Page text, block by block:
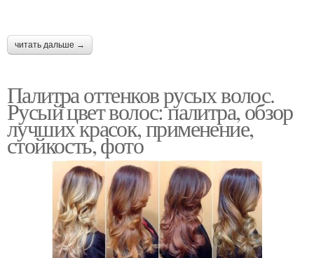
читать дальше →
Палитра оттенков русых волос.
Русый цвет волос: палитра, обзор
лучших красок, применение,
стойкость, фото